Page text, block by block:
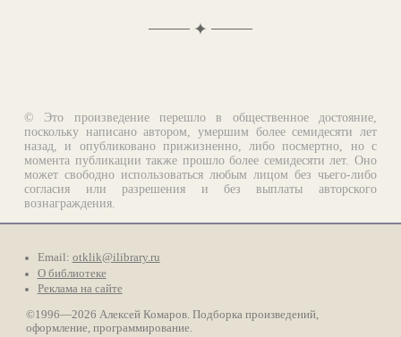
✦
© Это произведение перешло в общественное достояние,
поскольку написано автором, умершим более семидесяти лет
назад, и опубликовано прижизненно, либо посмертно, но с
момента публикации также прошло более семидесяти лет. Оно
может свободно использоваться любым лицом без чьего-либо
согласия или разрешения и без выплаты авторского
вознаграждения.
Email: otklik@ilibrary.ru
О библиотеке
Реклама на сайте
©1996—2026 Алексей Комаров. Подборка произведений,
оформление, программирование.